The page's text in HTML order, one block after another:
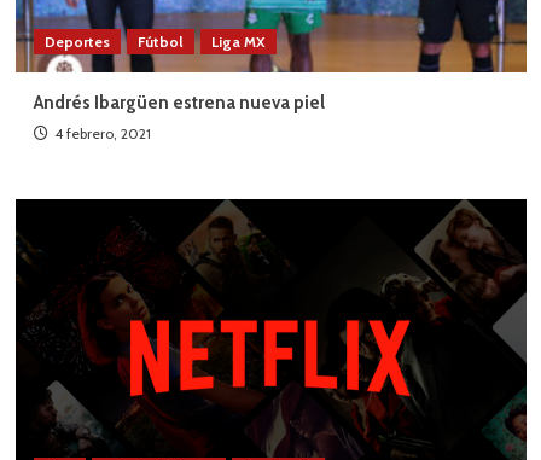
Deportes Fútbol Liga MX
Andrés Ibargüen estrena nueva piel
4 febrero, 2021